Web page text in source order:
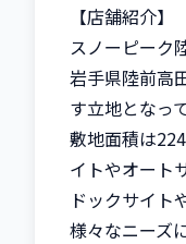
【店舗紹介】
スノーピーク
岩手県陸前高
す立地となっ
敷地面積は
イトやオート
ドックサイト
様々なニーズ